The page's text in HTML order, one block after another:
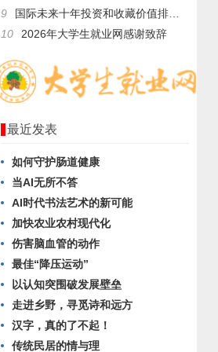
9
国际未来十年投资和收藏价值排行榜——释慧旺法师
10
2026年大学生就业网感谢致辞
最近发表
如何守护肠道健康
当AI无所不答
AI时代书法艺术的新可能
加快农业农村现代化
伤害脑血管的动作
最佳“降压运动”
以认知突围破发展壁垒
走进乡野，寻觅诗和远方
汉字，真的了不起！
传统民居的情与理